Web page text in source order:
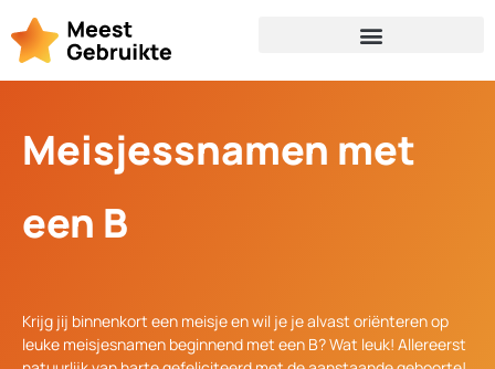
Meisjessnamen met
een B
Krijg jij binnenkort een meisje en wil je je alvast oriënteren op
leuke meisjesnamen beginnend met een B? Wat leuk! Allereerst